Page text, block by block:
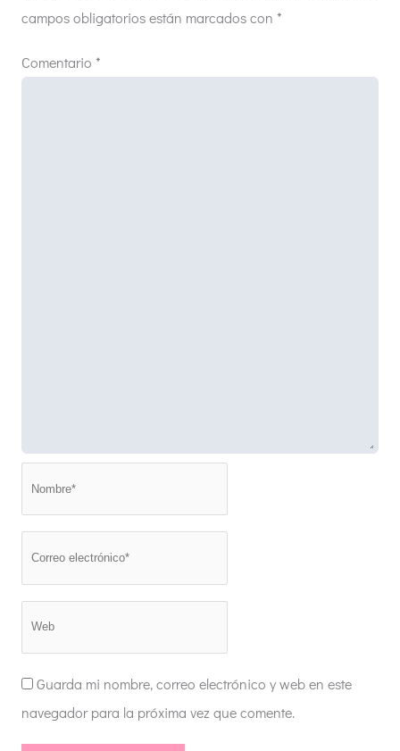
campos obligatorios están marcados con *
Comentario *
Guarda mi nombre, correo electrónico y web en este
navegador para la próxima vez que comente.